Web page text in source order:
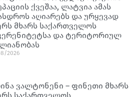
ქვეშაა, ლატვია ამას
აღიარებს და ურყევად
მხარს საქართველოს
და ტერიტორიულ
2026
ვალტონენი – ფინეთი მხარს